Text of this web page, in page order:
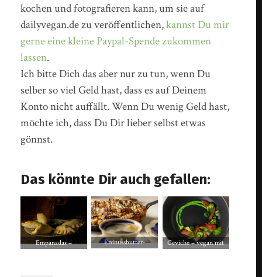
kochen und fotografieren kann, um sie auf
dailyvegan.de zu veröffentlichen,kannst Du mir
gerne eine kleine Paypal-Spende zukommen
lassen.
Ich bitte Dich das aber nur zu tun, wenn Du
selber so viel Geld hast, dass es auf Deinem
Konto nicht auffällt. Wenn Du wenig Geld hast,
möchte ich, dass Du Dir lieber selbst etwas
gönnst.
Das könnte Dir auch gefallen:
Empanadas –
Erdnussbutter-
Ceviche – vegan mit